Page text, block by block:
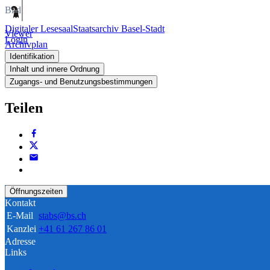
Digitaler LesesaalStaatsarchiv Basel-Stadt
Login
Bild
Viewer
Archivplan
Identifikation
Inhalt und innere Ordnung
Zugangs- und Benutzungsbestimmungen
Teilen
Öffnungszeiten
Kontakt
E-Mail stabs@bs.ch
Kanzlei +41 61 267 86 01
Adresse
Links